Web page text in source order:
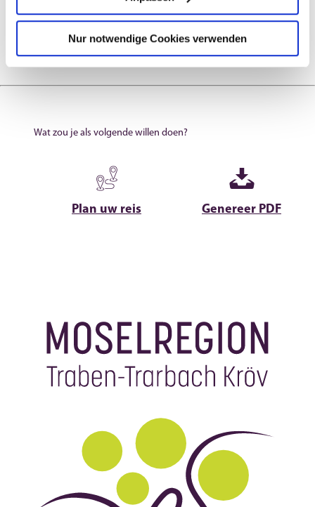
Nur notwendige Cookies verwenden
Openingstijden
Wat zou je als volgende willen doen?
Plan uw reis Genereer PDF